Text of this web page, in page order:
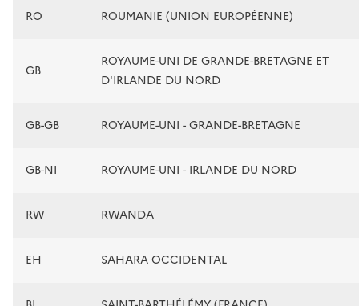
RO ROUMANIE (UNION EUROPÉENNE)
GB
ROYAUME-UNI DE GRANDE-BRETAGNE ET
D'IRLANDE DU NORD
GB-GB ROYAUME-UNI - GRANDE-BRETAGNE
GB-NI ROYAUME-UNI - IRLANDE DU NORD
RW RWANDA
EH SAHARA OCCIDENTAL